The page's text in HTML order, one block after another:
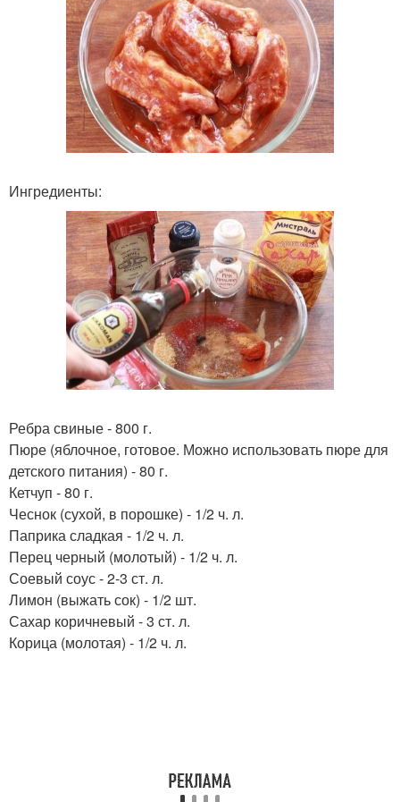
Ингредиенты:
Ребра свиные - 800 г.
Пюре (яблочное, готовое. Можно использовать пюре для
детского питания) - 80 г.
Кетчуп - 80 г.
Чеснок (сухой, в порошке) - 1/2 ч. л.
Паприка сладкая - 1/2 ч. л.
Перец черный (молотый) - 1/2 ч. л.
Соевый соус - 2-3 ст. л.
Лимон (выжать сок) - 1/2 шт.
Сахар коричневый - 3 ст. л.
Корица (молотая) - 1/2 ч. л.